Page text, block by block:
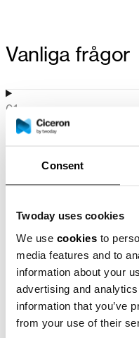
Consent
Twoday uses cookies
We use cookies to
media features and to
information about your
advertising and
information that you’ve
from your use of their
Vanliga frågor
01
Vad är FIDO2?
03
Vad används FIDO2
04
Vilka fördelar har